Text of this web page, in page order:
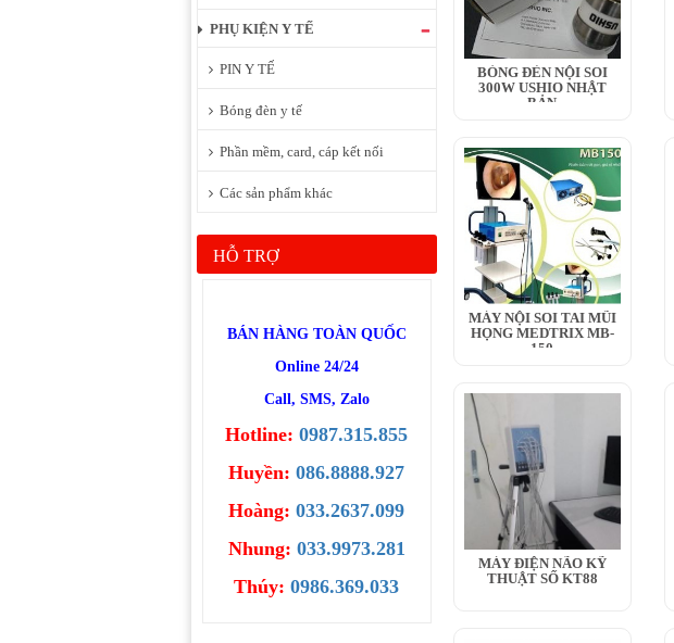
BÓNG ĐÈN NỘI SOI
300W USHIO NHẬT
BẢN
MÁY NỘI SOI TAI MŨI
HỌNG MEDTRIX MB-
150
MÁY ĐIỆN NÃO KỸ
THUẬT SỐ KT88
PHỤ KIỆN Y TẾ
PIN Y TẾ
Bóng đèn y tế
Phần mềm, card, cáp kết nối
Các sản phẩm khác
HỖ TRỢ
BÁN HÀNG TOÀN QUỐC
Online 24/24
Call, SMS, Zalo
Hotline:0987.315.855
Huyền:086.8888.927
Hoàng:033.2637.099
Nhung: 033.9973.281
Thúy:0986.369.033